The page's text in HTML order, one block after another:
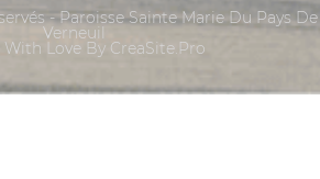
- Paroisse Sainte Marie Du Pays De
Verneuil
Love By CreaSite.Pro